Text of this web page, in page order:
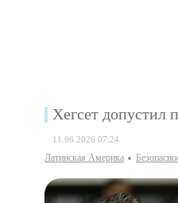
Хегсет допустил
11.06.2026 07:24
Латинская Америка